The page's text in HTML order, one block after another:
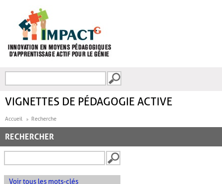
FORMULAIRE DE
VIGNETTES DE PÉDAGOGIE ACTIVE
Accueil Recherche
RECHERCHER
Voir tous les mots-clés